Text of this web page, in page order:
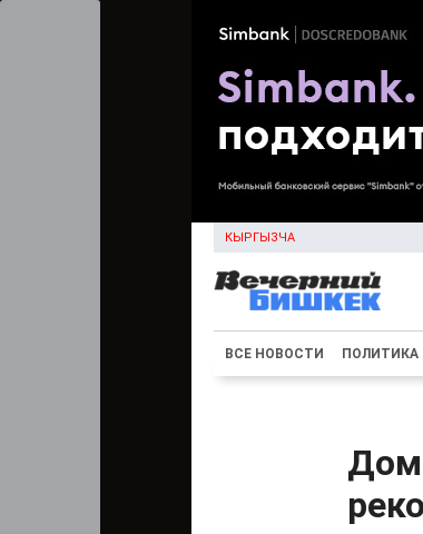
КЫРГЫЗЧА
ВСЕ НОВОСТИ ПОЛИТИКА
Дом